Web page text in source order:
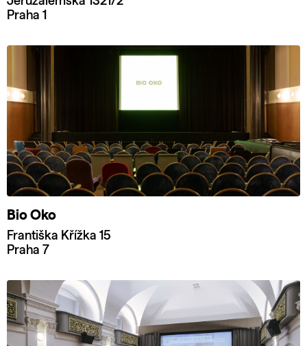
Praha 1
Bio Oko
Františka Křížka 15
Praha 7